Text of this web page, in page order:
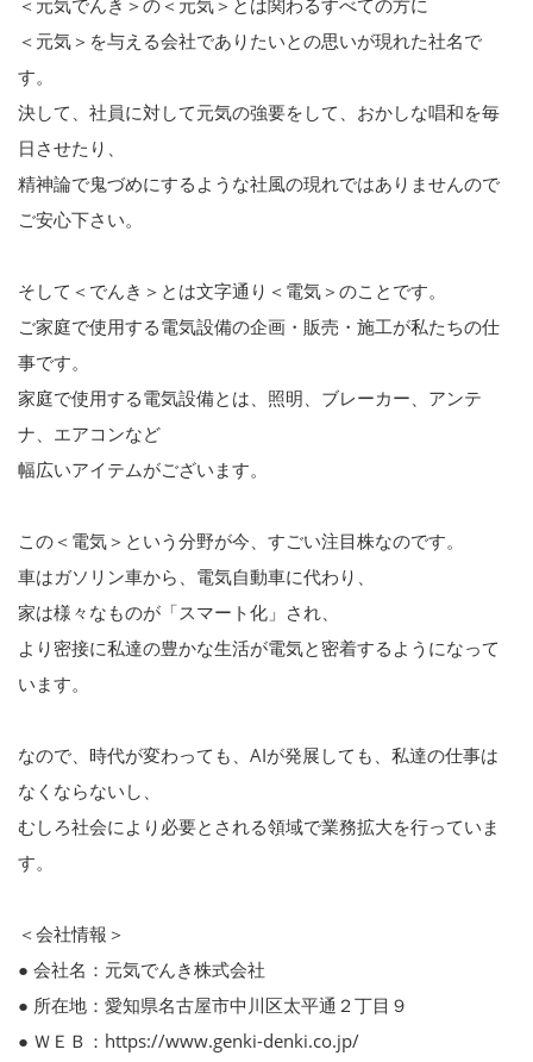
＜元気＞を与える会社でありたいとの思いが現れた社名で
す。
決して、社員に対して元気の強要をして、おかしな唱和を毎
日させたり、
精神論で鬼づめにするような社風の現れではありませんので
ご安心下さい。
そして＜でんき＞とは文字通り＜電気＞のことです。
ご家庭で使用する電気設備の企画・販売・施工が私たちの仕
事です。
家庭で使用する電気設備とは、照明、ブレーカー、アンテ
ナ、エアコンなど
幅広いアイテムがございます。
この＜電気＞という分野が今、すごい注目株なのです。
車はガソリン車から、電気自動車に代わり、
家は様々なものが「スマート化」され、
より密接に私達の豊かな生活が電気と密着するようになって
います。
なので、時代が変わっても、AIが発展しても、私達の仕事は
なくならないし、
むしろ社会により必要とされる領域で業務拡大を行っていま
す。
＜会社情報＞
● 会社名：元気でんき株式会社
● 所在地：愛知県名古屋市中川区太平通２丁目９
● ＷＥＢ：https://www.genki-denki.co.jp/